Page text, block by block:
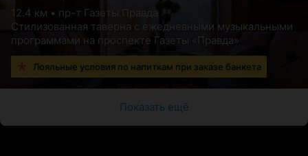
12.4 км • пр-т Газеты Правда
Стилизованная таверна с ежедневными музыкальными
программами на проспекте Газеты «Правда»
Лояльные условия по напиткам при заказе банкета
Показать ещё